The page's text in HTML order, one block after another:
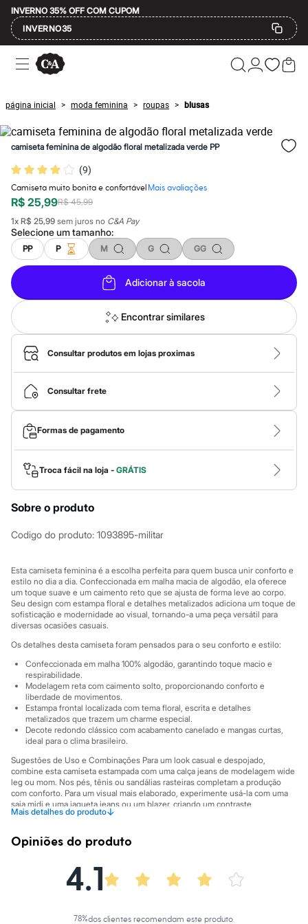
INVERNO 35% OFF COM CUPOM
INVERNO35
Ofertas
Compre por Departamento
Masculino
Infantil
Calçados
Mindse7
Plus Size
Até 20% off
Até 40% off
Até 60% off
A partir de 60% off
Feminino
Em alta
Inverno
Alfaiataria
Novidades
Roupas
Blusas e Camisetas
Básicos
Calças
Casacos e Jaquetas
Jeans
Macacões
Saias
Shorts e Bermudas
Vestidos
Acessórios
Bolsas
Bonés e Chapéus
Bijoux
Cintos
Óculos
Relógios
Calçados
Chinelos
Sandálias
Sapatilhas
Marcas
City
Clock House
Mindset
Sawary
Yessica
Moda esportiva
Acessórios
Blusas
Calçados
Leggings
Shorts e Bermudas
Tops
Moda íntima
Calcinhas
Cintas e Modeladores
Meias
Pijamas
Sutiãs e Tops
Moda praia
Biquínis
Saídas de praia
Blusas e Camisetas
página inicial > moda feminina > roupas > blusas
camiseta feminina de algodão floral metalizada verde PP
(9)
Camiseta muito bonita e confortávelMais avaliações
R$ 25,99R$ 45,99
1x R$ 25,99 sem juros no C&A Pay
Selecione umtamanho:
PP P M G GG
Adicionar à sacola
Encontrar similares
Consultar produtos em lojas proximas
Consultar frete
Formas de pagamento
Troca fácil na loja - GRÁTIS
Sobre o produto
Codigo do produto: 1093895-militar
Esta camiseta feminina é a escolha perfeita para quem busca unir conforto e
estilo no dia a dia. Confeccionada em malha macia de algodão, ela oferece
um toque suave e um caimento reto que se ajusta de forma leve ao corpo.
Seu design com estampa floral e detalhes metalizados adiciona um toque de
sofisticação e modernidade ao visual, tornando-a uma peça versátil para
diversas ocasiões casuais.
Os detalhes desta camiseta foram pensados para o seu conforto e estilo:
Confeccionada em malha 100% algodão, garantindo toque macio e
respirabilidade.
Modelagem reta com caimento solto, proporcionando conforto e
liberdade de movimentos.
Estampa frontal localizada com tema floral, escrita e detalhes
metalizados que trazem um charme especial.
Decote redondo clássico com acabamento canelado e mangas curtas,
ideal para o clima brasileiro.
Sugestões de Uso e Combinações Para um look casual e despojado,
combine esta camiseta estampada com uma calça jeans de modelagem wide
leg ou mom. Nos pés, tênis ou sandálias rasteiras completam a produção
com conforto. Para um visual mais elaborado, experimente usá-la com uma
saia midi e uma jaqueta jeans ou um blazer, criando um contraste
interessante entre o casual e o sofisticado.
A gente se encontra na C&A! ❤/38
Altura: 176cm / Busto: 86cm / Cintura: 63cm / Quadril: 94cm.
Mais detalhes do produto↓
Material: 100% algodão
Opiniões do produto
4.1
78%dos clientes recomendam este produto